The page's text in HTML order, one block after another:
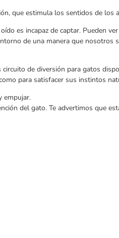
que estimula los sentidos de los
es incapaz de captar. Pueden
de una manera que nosotros
de diversión para gatos
para satisfacer sus instintos
empujar.
del gato. Te advertimos que